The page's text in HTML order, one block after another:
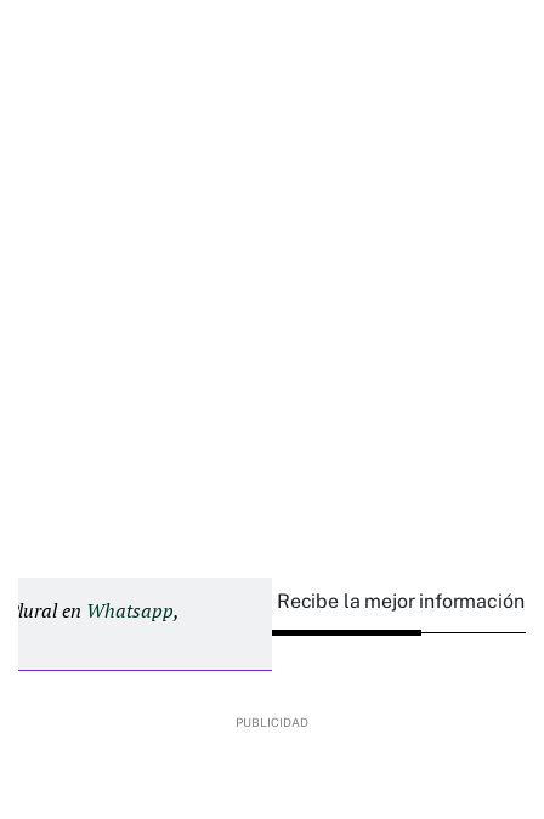
Plural en Whatsapp, Recibe la mejor información